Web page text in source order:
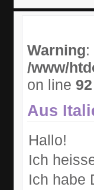
Warning:
/www/
on line 92
Aus
Hallo!
Ich
Ich habe